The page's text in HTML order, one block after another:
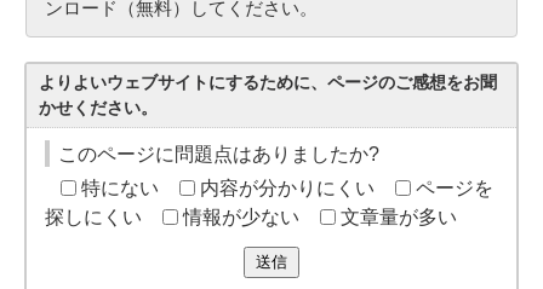
ンロード（無料）してください。
よりよいウェブサイトにするために、ページのご感想をお聞
かせください。
このページに問題点はありましたか?
特にない
内容が分かりにくい
ページを
探しにくい
情報が少ない 文章量が多い
送信